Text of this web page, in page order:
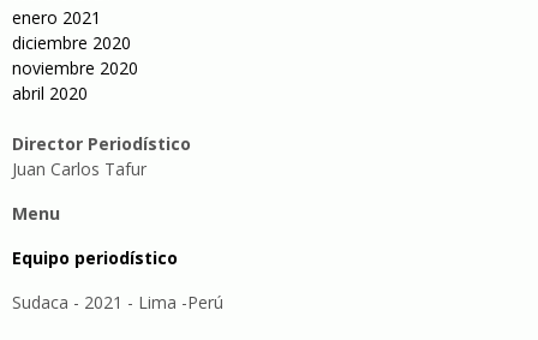
enero 2021
diciembre 2020
noviembre 2020
abril 2020
Director Periodístico
Juan Carlos Tafur
Menu
Equipo periodístico
Sudaca - 2021 - Lima -Perú